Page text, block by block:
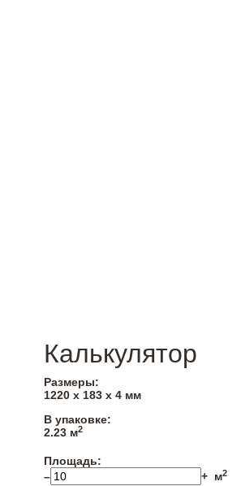
Калькулятор
Размеры:
1220 х 183 х 4 мм
В упаковке:
2.23 м2
Площадь:
–
+ м2